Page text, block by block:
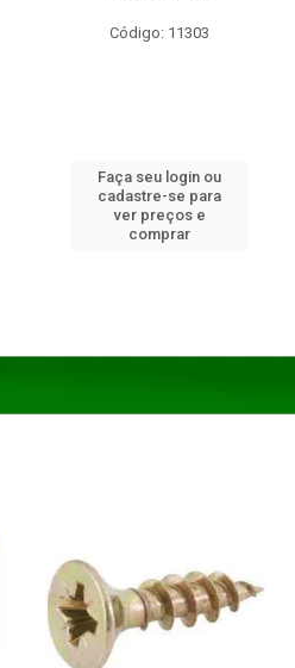
Código: 11303
Faça seu login ou
cadastre-se para
ver preços e
comprar